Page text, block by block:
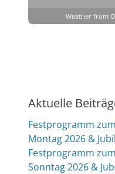
Weather from
Aktuelle
Festprogramm
Montag 2026 &
Festprogramm
Sonntag 2026 &